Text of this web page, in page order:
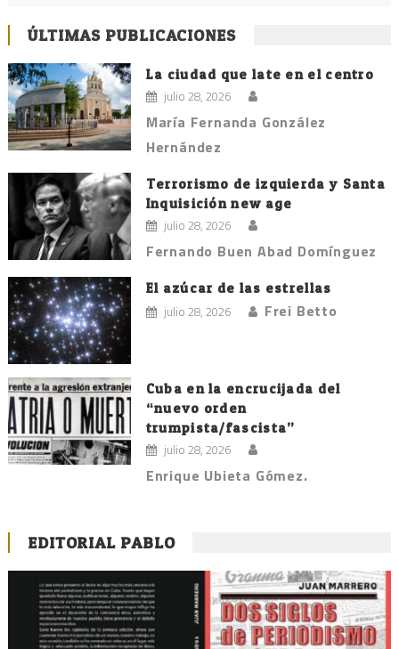
ÚLTIMAS PUBLICACIONES
La ciudad que late en el centro
julio 28, 2026
María Fernanda González
Hernández
Terrorismo de izquierda y Santa
Inquisición new age
julio 28, 2026
Fernando Buen Abad Domínguez
El azúcar de las estrellas
julio 28, 2026 Frei Betto
Cuba en la encrucijada del
“nuevo orden
trumpista/fascista”
julio 28, 2026
Enrique Ubieta Gómez.
EDITORIAL PABLO